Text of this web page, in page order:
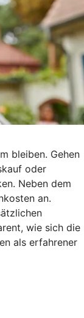
bleiben. Gehen
oder
Neben dem
an.
wie sich die
als erfahrener